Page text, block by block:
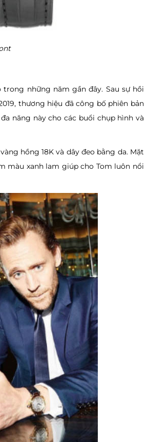
những năm gần đây. Sau sự hồi
thương hiệu đã công bố phiên bản
năng này cho các buổi chụp hình và
hồng 18K và dây đeo bằng da. Mặt
màu xanh lam giúp cho Tom luôn nổi